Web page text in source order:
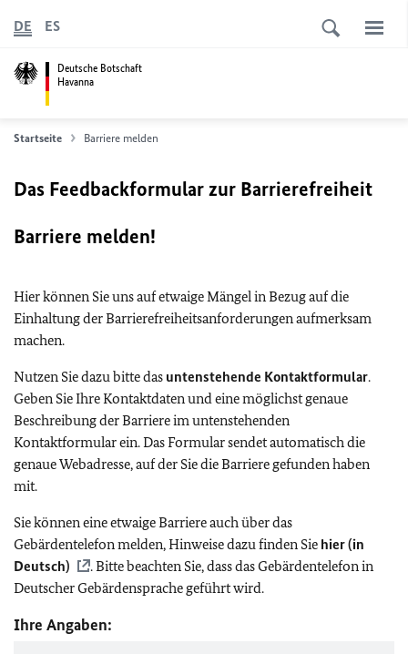
Deutsche Botschaft
Havanna
DE ES
Startseite Barriere melden
Das Feedbackformular zur Barrierefreiheit
Barriere melden!
Hier können Sie uns auf etwaige Mängel in Bezug auf die
Einhaltung der Barrierefreiheitsanforderungen aufmerksam
machen.
Nutzen Sie dazu bitte das untenstehende Kontaktformular.
Geben Sie Ihre Kontaktdaten und eine möglichst genaue
Beschreibung der Barriere im untenstehenden
Kontaktformular ein. Das Formular sendet automatisch die
genaue Webadresse, auf der Sie die Barriere gefunden haben
mit.
Sie können eine etwaige Barriere auch über das
Gebärdentelefon melden, Hinweise dazu finden Sie hier (in
Deutsch)
. Bitte beachten Sie, dass das Gebärdentelefon in
Deutscher Gebärdensprache geführt wird.
Ihre Angaben: